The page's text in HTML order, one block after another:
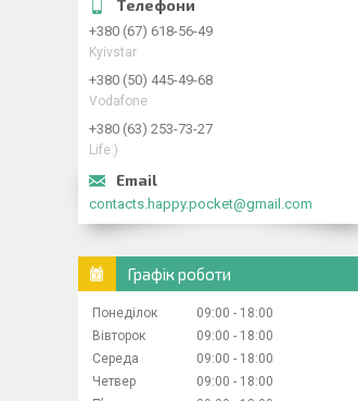
+380 (67) 618-56-49
Kyivstar
+380 (50) 445-49-68
Vodafone
+380 (63) 253-73-27
Life:)
contacts.happy.pocket@gmail.com
Графік роботи
Понеділок 09:00
18:00
Вівторок
09:00
18:00
Середа
09:00
18:00
Четвер
09:00
18:00